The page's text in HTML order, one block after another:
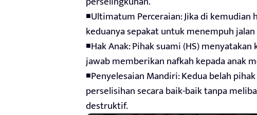
◾Ultimatum Perceraian: Jika di
keduanya sepakat untuk menempuh
◾Hak Anak: Pihak suami (HS)
jawab memberikan nafkah kepada anak
◾Penyelesaian Mandiri: Kedua belah
perselisihan secara baik-baik tanpa
destruktif.